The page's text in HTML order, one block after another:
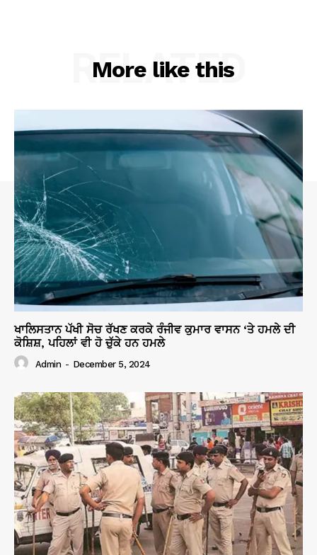
More like this
RELATED
ਖਾਲਿਸਤਾਨ ਪੱਖੀ ਸੋਚ ਰੱਖਣ ਕਰਕੇ ਰੰਜੀਵ ਕੁਮਾਰ ਵਾਸਨ ‘ਤੇ ਹਮਲੇ ਦੀ
ਕੋਸ਼ਿਸ਼, ਪਹਿਲਾਂ ਵੀ ਹੋ ਚੁੱਕੇ ਹਨ ਹਮਲੇ
Admin - December 5, 2024